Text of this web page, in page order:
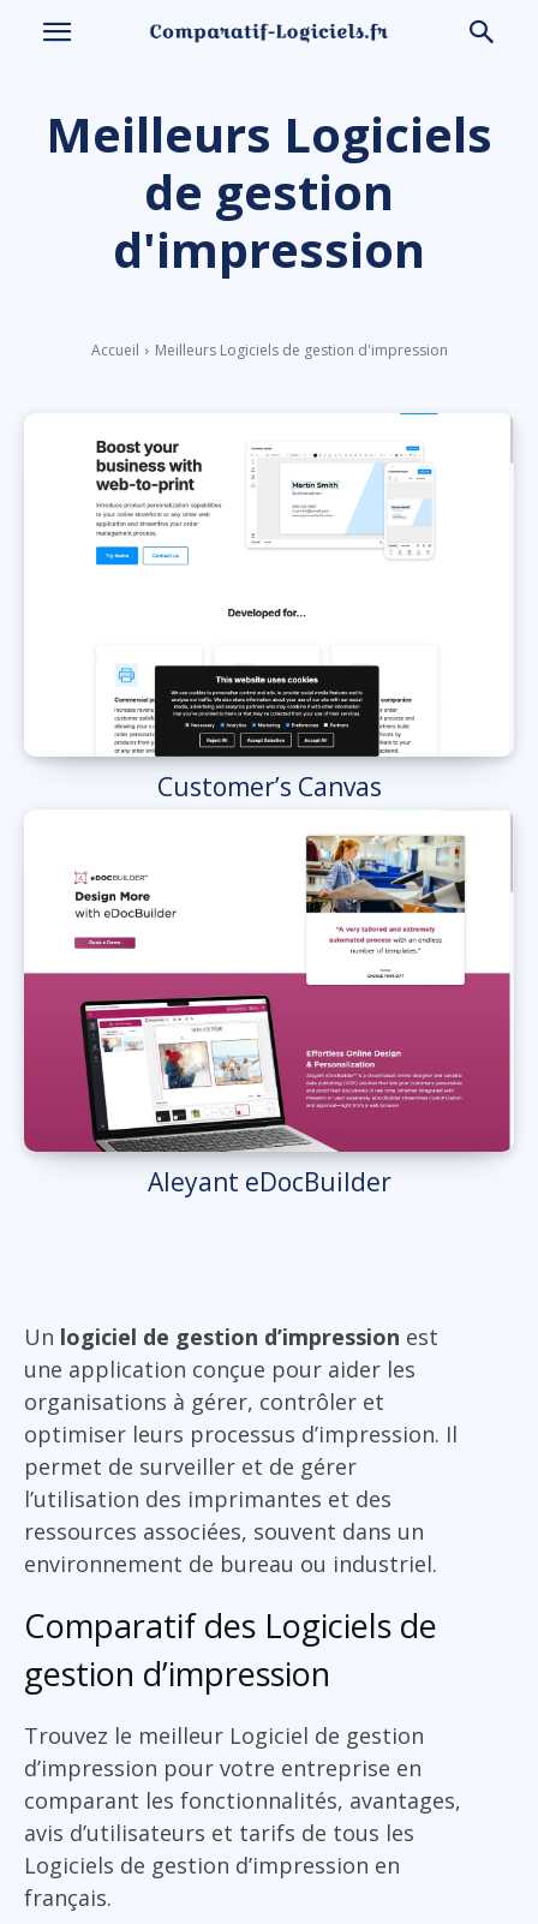
Meilleurs Logiciels
de gestion
d'impression
Accueil Meilleurs Logiciels de gestion d'impression
Customer’s Canvas
Aleyant eDocBuilder
Un logiciel de gestion d’impression est
une application conçue pour aider les
organisations à gérer, contrôler et
optimiser leurs processus d’impression. Il
permet de surveiller et de gérer
l’utilisation des imprimantes et des
ressources associées, souvent dans un
environnement de bureau ou industriel.
Comparatif des Logiciels de
gestion d’impression
Trouvez le meilleur Logiciel de gestion
d’impression pour votre entreprise en
comparant les fonctionnalités, avantages,
avis d’utilisateurs et tarifs de tous les
Logiciels de gestion d’impression en
français.